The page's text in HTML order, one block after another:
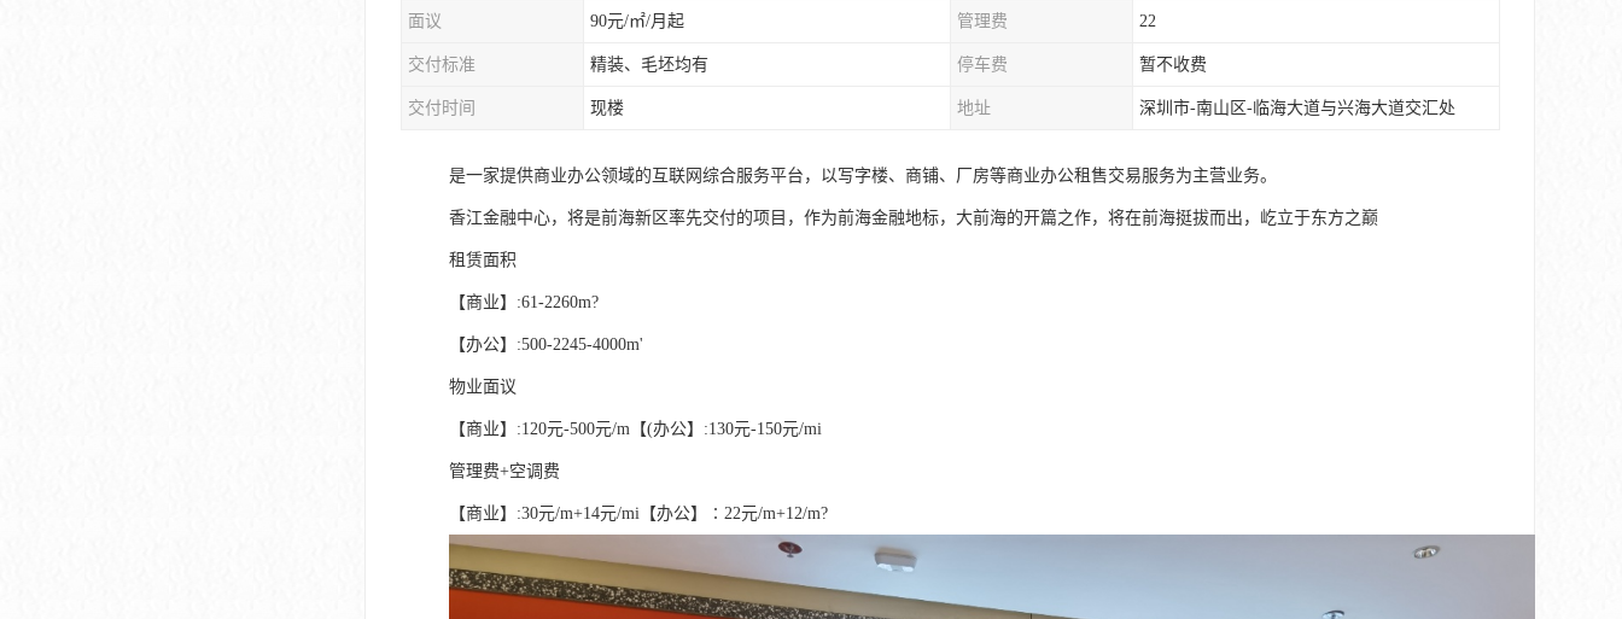
面议 90元/㎡/月起 管理费 22
交付标准 精装、毛坯均有 停车费 暂不收费
交付时间 现楼 地址 深圳市-南山区-临海大道与兴海大道交汇处
是一家提供商业办公领域的互联网综合服务平台，以写字楼、商铺、厂房等商业办公租售交易服务为主营业务。
香江金融中心，将是前海新区率先交付的项目，作为前海金融地标，大前海的开篇之作，将在前海挺拔而出，屹立于东方之巅
租赁面积
【商业】:61-2260m?
【办公】:500-2245-4000m'
物业面议
【商业】:120元-500元/m【(办公】:130元-150元/mi
管理费+空调费
【商业】:30元/m+14元/mi【办公】∶22元/m+12/m?